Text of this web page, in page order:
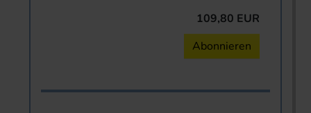
109,80 EUR
Abonnieren